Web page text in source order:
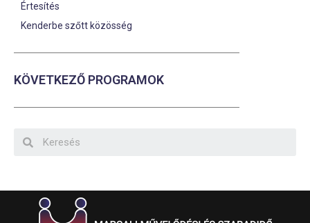
Értesítés
Kenderbe szőtt közösség
KÖVETKEZŐ PROGRAMOK